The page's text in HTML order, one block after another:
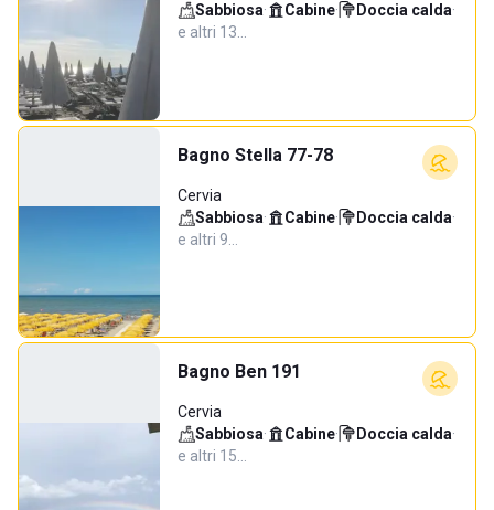
Sabbiosa· Cabine· Doccia calda·
e altri 13…
Bagno Stella 77-78
Cervia
Sabbiosa· Cabine· Doccia calda·
e altri 9…
Bagno Ben 191
Cervia
Sabbiosa· Cabine· Doccia calda·
e altri 15…